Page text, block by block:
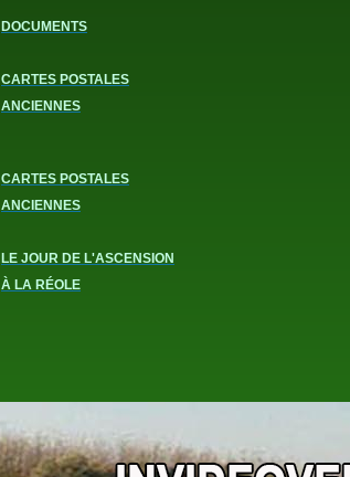
DOCUMENTS
CARTES POSTALES
ANCIENNES
CARTES POSTALES
ANCIENNES
LE JOUR DE L'ASCENSION
À LA RÉOLE